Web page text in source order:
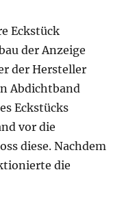
Eckstück
der Anzeige
der Hersteller
Abdichtband
Eckstücks
vor die
diese. Nachdem
die